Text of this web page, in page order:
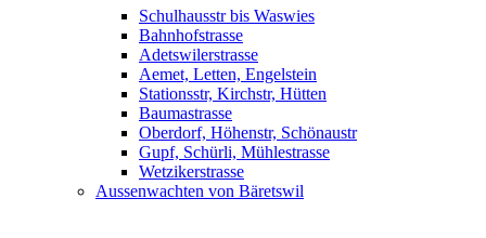
Schulhausstr bis Waswies
Bahnhofstrasse
Adetswilerstrasse
Aemet, Letten, Engelstein
Stationsstr, Kirchstr, Hütten
Baumastrasse
Oberdorf, Höhenstr, Schönaustr
Gupf, Schürli, Mühlestrasse
Wetzikerstrasse
Aussenwachten von Bäretswil